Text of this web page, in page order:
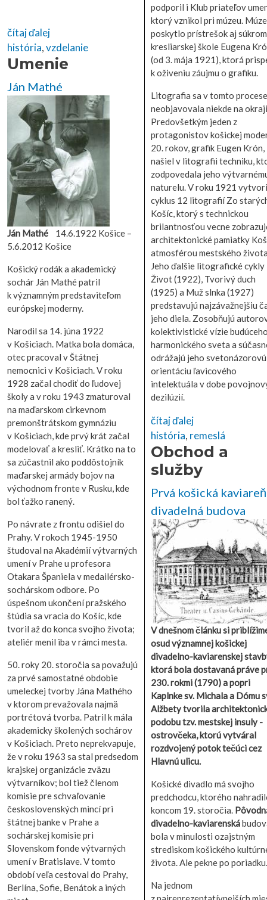
čítaj ďalej
história,vzdelanie
Umenie
Ján Mathé
Ján Mathé 14.6.1922 Košice –
5.6.2012 Košice
Košický rodák a akademický
sochár Ján Mathé patril
k významným predstaviteľom
európskej moderny.
Narodil sa 14. júna 1922
v Košiciach. Matka bola domáca,
otec pracoval v Štátnej
nemocnici v Košiciach. V roku
1928 začal chodiť do ľudovej
školy a v roku 1943 zmaturoval
na maďarskom cirkevnom
premonštrátskom gymnáziu
v Košiciach, kde prvý krát začal
modelovať a kresliť. Krátko na to
sa zúčastnil ako poddôstojník
maďarskej armády bojov na
východnom fronte v Rusku, kde
bol ťažko ranený.
Po návrate z frontu odišiel do
Prahy. V rokoch 1945-1950
študoval na Akadémií výtvarných
umení v Prahe u profesora
Otakara Španiela v medailérsko-
sochárskom odbore. Po
úspešnom ukončení pražského
štúdia sa vracia do Košíc, kde
tvoril až do konca svojho života;
ateliér menil iba v rámci mesta.
50. roky 20. storočia sa považujú
za prvé samostatné obdobie
umeleckej tvorby Jána Mathého
v ktorom prevažovala najmä
portrétová tvorba. Patril k mála
akademicky školených sochárov
v Košiciach. Preto neprekvapuje,
že v roku 1963 sa stal predsedom
krajskej organizácie zväzu
výtvarníkov; bol tiež členom
komisie pre schvaľovanie
československých mincí pri
štátnej banke v Prahe a
sochárskej komisie pri
Slovenskom fonde výtvarných
umení v Bratislave. V tomto
období veľa cestoval do Prahy,
Berlína, Sofie, Benátok a iných
podporil i Klub priateľov
ktorý vznikol pri múzeu.
poskytlo prístrešok aj
kresliarskej škole Eugena
(od 3. mája 1921), ktorá
k oživeniu záujmu o grafiku.
Litografia sa v tomto procese
neobjavovala niekde na
Predovšetkým jeden z
protagonistov košickej
20. rokov, grafik Eugen Krón,
našiel v litografii techniku,
zodpovedala jeho
naturelu. V roku 1921
cyklus 12 litografií Zo
Košíc, ktorý s technickou
brilantnosťou vecne
architektonické pamiatky
atmosférou mestského
Jeho ďalšie litografické cykly
Život (1922), Tvorivý duch
(1925) a Muž slnka (1927)
predstavujú najzávažnejšiu
jeho diela. Zosobňujú
kolektivistické vízie
harmonického sveta a
odrážajú jeho svetonázorovú
orientáciu ľavicového
intelektuála v dobe
dezilúzií.
čítaj ďalej
história, remeslá
Obchod a
služby
Prvá košická
divadelná budova
V dnešnom článku si
osud významnej košickej
divadelno-kaviarenskej
ktorá bola dostavaná práve
230. rokmi (1790) a popri
Kaplnke sv. Michala a Dómu
Alžbety tvorila
podobu tzv. mestskej insuly -
ostrovčeka, ktorú vytváral
rozdvojený potok tečúci cez
Hlavnú ulicu.
Košické divadlo má svojho
predchodcu, ktorého
koncom 19. storočia.
divadelno-kaviarenská
bola v minulosti ozajstným
strediskom košického
života. Ale pekne po
Na jednom